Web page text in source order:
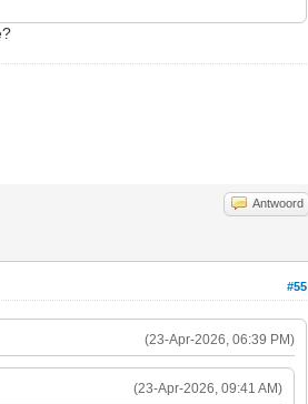
Antwoord
#55
(23-Apr-2026, 06:39 PM)
(23-Apr-2026, 09:41 AM)